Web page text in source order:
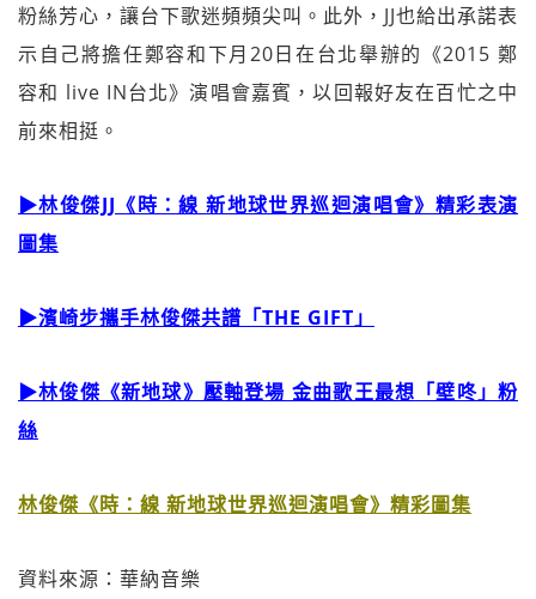
粉絲芳心，讓台下歌迷頻頻尖叫。此外，JJ也給出承諾表
示自己將擔任鄭容和下月20日在台北舉辦的《2015 鄭
容和 live IN台北》演唱會嘉賓，以回報好友在百忙之中
前來相挺。
▶林俊傑JJ《時：線 新地球世界巡迴演唱會》精彩表演
圖集
▶濱崎步攜手林俊傑共譜「THE GIFT」
▶林俊傑《新地球》壓軸登場 金曲歌王最想「壁咚」粉
絲
林俊傑《時：線 新地球世界巡迴演唱會》精彩圖集
資料來源：華納音樂